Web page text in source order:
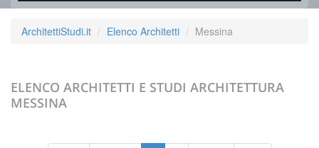
ArchitettiStudi.it Elenco Architetti Messina
ELENCO ARCHITETTI E STUDI ARCHITETTURA
MESSINA